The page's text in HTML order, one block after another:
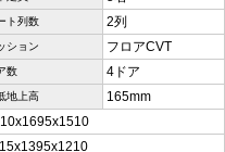
ト列数 2列
ション フロアCVT
数 4ドア
地上高 165mm